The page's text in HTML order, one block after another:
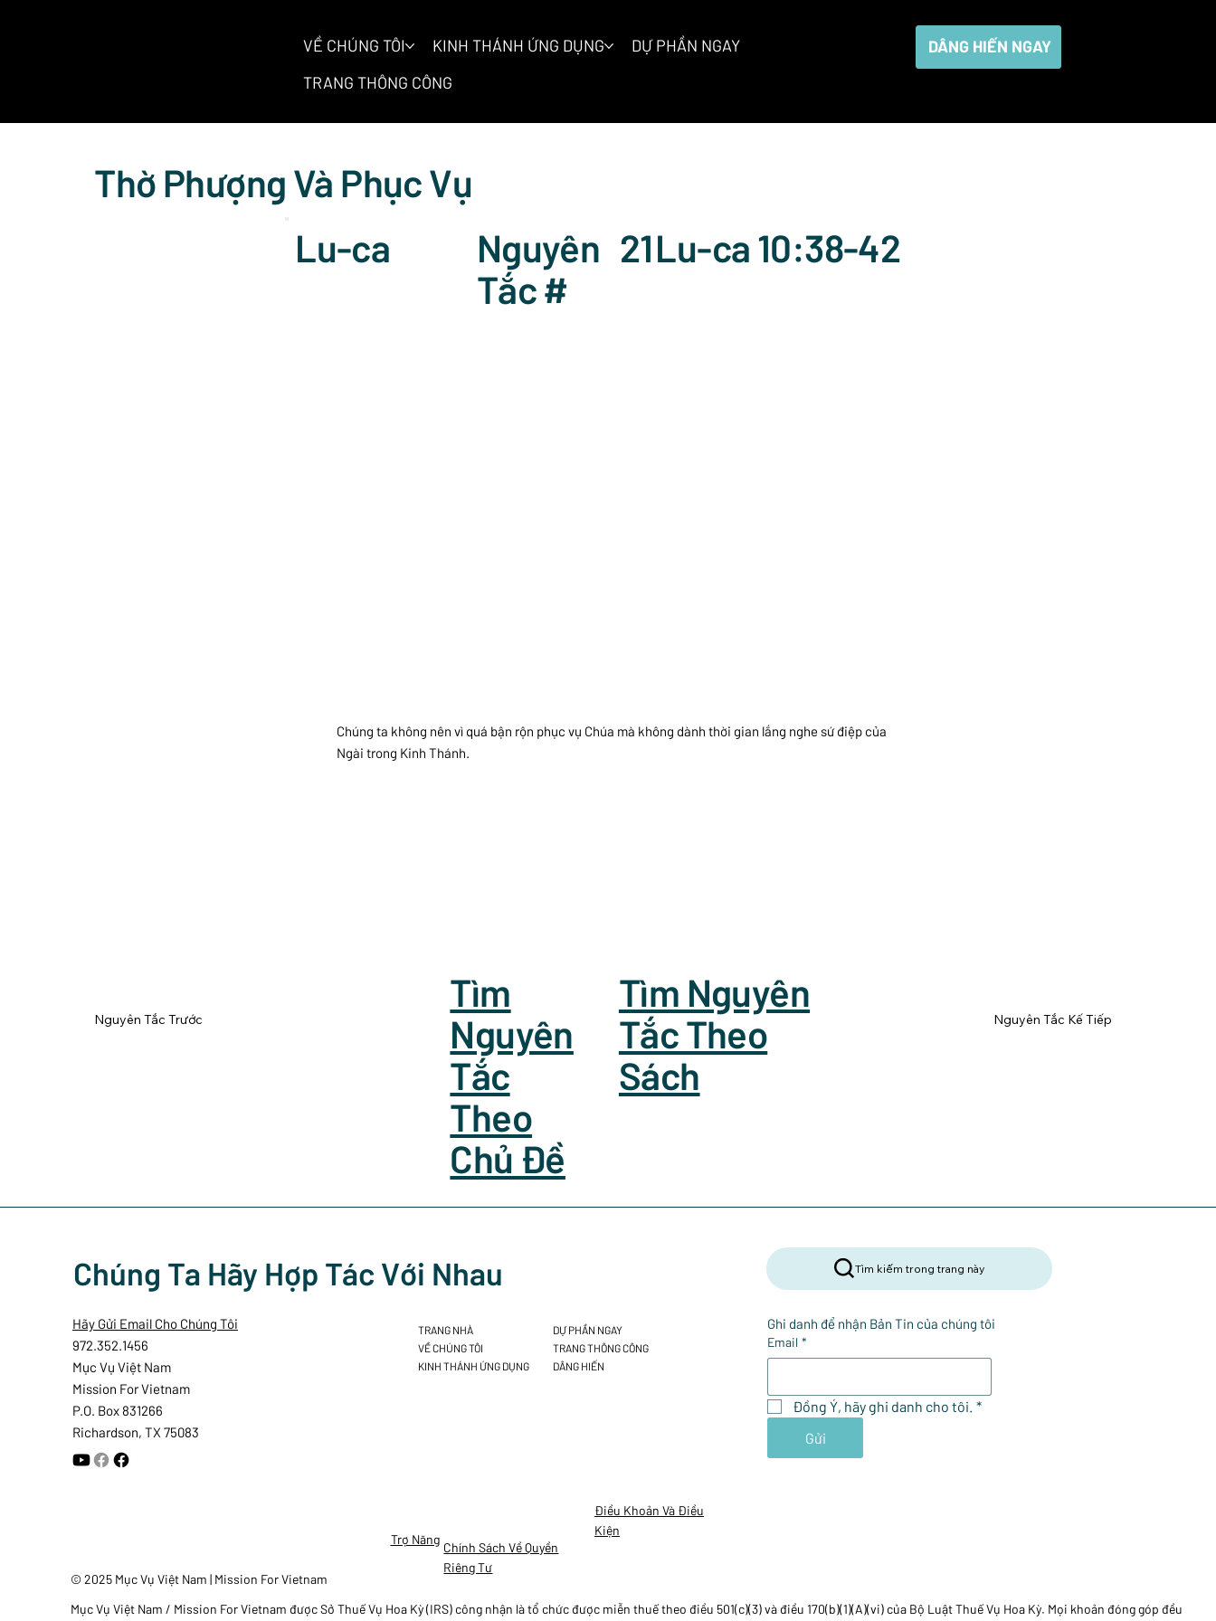
VỀ CHÚNG TÔI KINH THÁNH ỨNG DỤNG
DỰ PHẦN NGAY
TRANG THÔNG CÔNG
DÂNG HIẾN NGAY
Nguyên Tắc Trước
Tìm
Nguyên
Tắc
Theo
Chủ Đề
Tìm Nguyên
Tắc Theo
Sách
Nguyên Tắc Kế Tiếp
Thờ Phượng Và Phục Vụ
Lu-ca
Nguyên
Tắc #
21Lu-ca 10:38-42
Chúng ta không nên vì quá bận rộn phục vụ Chúa mà không dành thời gian lắng nghe sứ điệp của
Ngài trong Kinh Thánh.
Chúng Ta Hãy Hợp Tác Với Nhau
Điều Khoản Và Điều
Kiện
Trợ Năng
Chính Sách Về Quyền
Riêng Tư
© 2025 Mục Vụ Việt Nam | Mission For Vietnam
Mục Vụ Việt Nam / Mission For Vietnam được Sở Thuế Vụ Hoa Kỳ (IRS) công nhận là tổ chức được miễn thuế theo điều 501(c)(3) và điều 170(b)(1)(A)(vi) của Bộ Luật Thuế Vụ Hoa Kỳ. Mọi khoản đóng góp đều
Tìm kiếm trong trang này
Ghi danh để nhận Bản Tin của chúng tôi
Email *
Đồng Ý, hãy ghi danh cho tôi. *
Gửi
Hãy Gửi Email Cho Chúng Tôi
972.352.1456
Mục Vụ Việt Nam
Mission For Vietnam
P.O. Box 831266
Richardson, TX 75083
TRANG NHÀ
VỀ CHÚNG TÔI
KINH THÁNH ỨNG DỤNG
DỰ PHẦN NGAY
TRANG THÔNG CÔNG
DÂNG HIẾN